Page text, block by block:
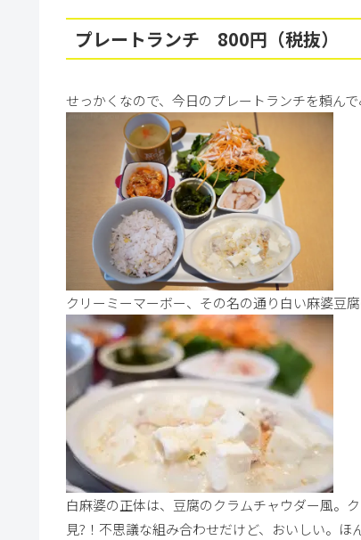
プレートランチ 800円（税抜）
せっかくなので、今日のプレートランチを頼んで
クリーミーマーボー、その名の通り白い麻婆豆
白麻婆の正体は、豆腐のクラムチャウダー風。
見?！不思議な組み合わせだけど、おいしい。